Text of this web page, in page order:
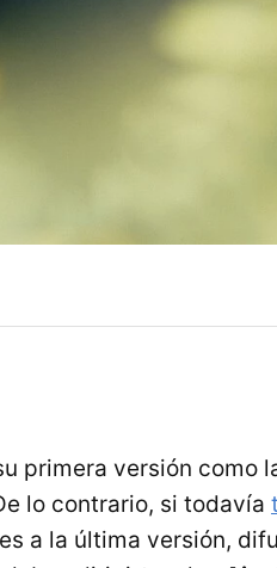
primera versión como
lo contrario, si todavía
a la última versión,